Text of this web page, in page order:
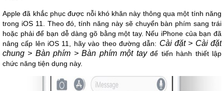
Apple đã khắc phục được nỗi khó khăn này thông qua một tính năng
trong iOS 11. Theo đó, tính năng này sẽ chuyển bàn phím sang trái
hoặc phải để bạn dễ dàng gõ bằng một tay. Nếu iPhone của bạn đã
nâng cấp lên iOS 11, hãy vào theo đường dẫn: Cài đặt > Cài đặt
chung > Bàn phím > Bàn phím một tayđể tiến hành thiết lập
chức năng tiện dụng này.